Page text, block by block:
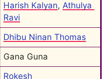
Harish Kalyan, Athulya
Ravi
Dhibu Ninan Thomas
Gana Guna
Rokesh